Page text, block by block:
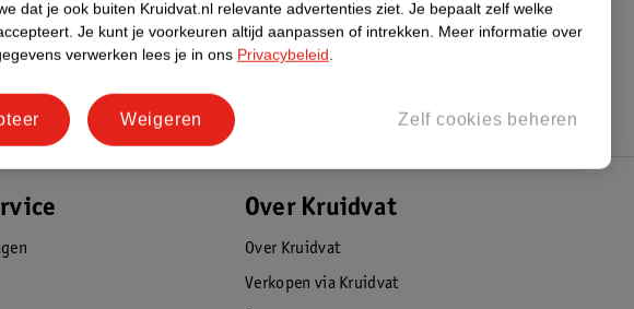
Houd een horloge, timer of klok bij
van de tube te doorboren met
en sluit de applicatiefles af.
is en het in een gladde crème isOver Kruidvat
Over Kruidvat
Verkopen via Kruidvat
dat je ook buiten Kruidvat.nl relevante advertenties ziet. Je bepaalt zelf welke
Je kunt je voorkeuren altijd aanpassen of intrekken. Meer informatie over
verwerken lees je in ons Privacybeleid.
Zelf cookies beheren
Weigeren